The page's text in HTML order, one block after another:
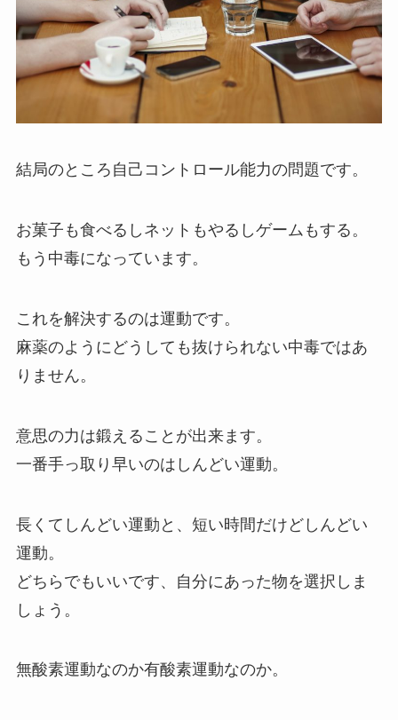
結局のところ自己コントロール能力の問題です。
お菓子も食べるしネットもやるしゲームもする。
もう中毒になっています。
これを解決するのは運動です。
麻薬のようにどうしても抜けられない中毒ではあ
りません。
意思の力は鍛えることが出来ます。
一番手っ取り早いのはしんどい運動。
長くてしんどい運動と、短い時間だけどしんどい
運動。
どちらでもいいです、自分にあった物を選択しま
しょう。
無酸素運動なのか有酸素運動なのか。